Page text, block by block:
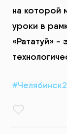
на которой
уроки в
«Рататуй» -